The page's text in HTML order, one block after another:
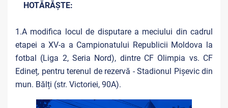
HOTĂRĂȘTE:
1.A modifica locul de disputare a meciului din cadrul
etapei a XV-a a Campionatului Republicii Moldova la
fotbal (Liga 2, Seria Nord), dintre CF Olimpia vs. CF
Edineț, pentru terenul de rezervă - Stadionul Pișevic din
mun. Bălți (str. Victoriei, 90A).